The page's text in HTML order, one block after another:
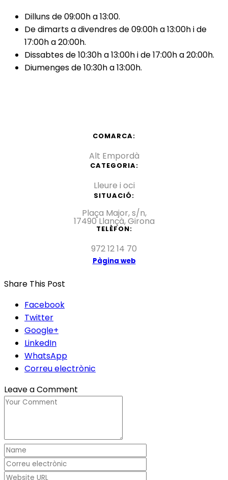
Dilluns de 09:00h a 13:00.
De dimarts a divendres de 09:00h a 13:00h i de
17:00h a 20:00h.
Dissabtes de 10:30h a 13:00h i de 17:00h a 20:00h.
Diumenges de 10:30h a 13:00h.
COMARCA:
Alt Empordà
CATEGORIA:
Lleure i oci
SITUACIÓ:
Plaça Major, s/n,
17490 Llançà, Girona
TELÈFON:
972 12 14 70
Pàgina web
Share This Post
Facebook
Twitter
Google+
LinkedIn
WhatsApp
Correu electrònic
Leave a Comment